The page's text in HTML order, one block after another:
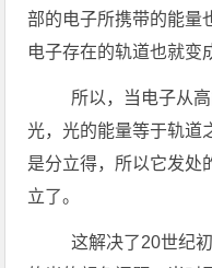
部的电子所携带的能量
电子存在的轨道也就变
所以，当电子从
光，光的能量等于轨道
是分立得，所以它发处
立了。
这解决了20世纪